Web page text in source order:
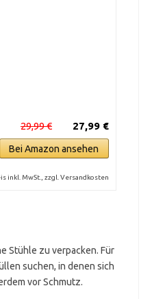
27,99 €
29,99 €
Bei Amazon ansehen
inkl. MwSt., zzgl. Versandkosten
Stühle zu verpacken. Für
suchen, in denen sich
vor Schmutz.